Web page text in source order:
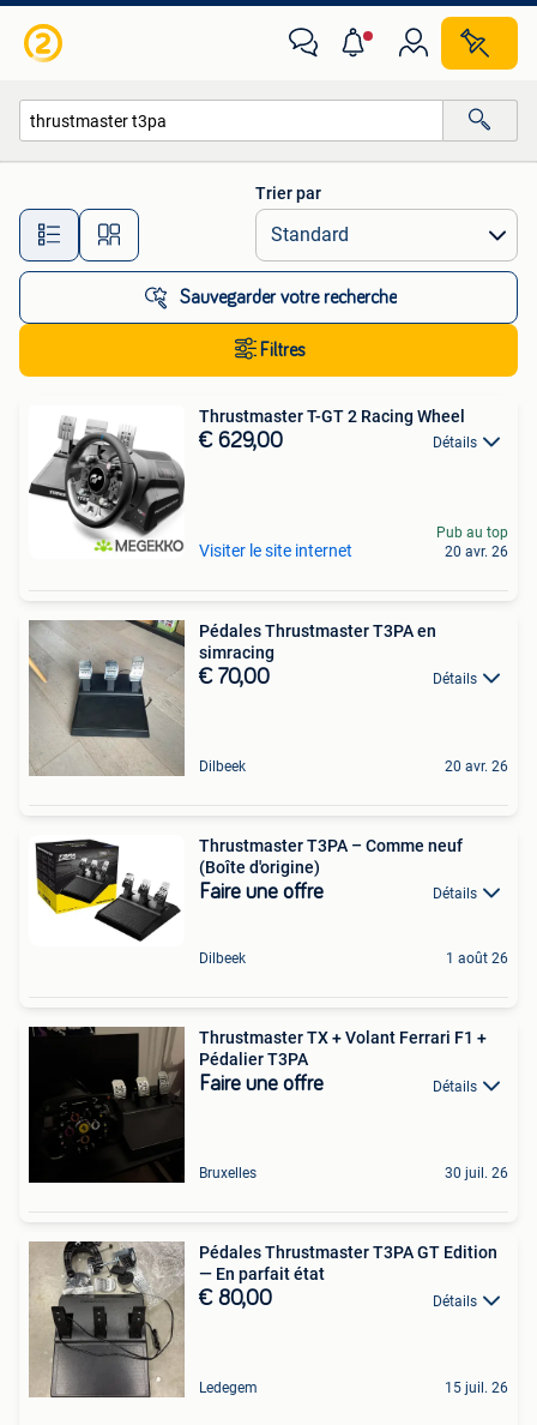
Toutes les distances…
Trier par
Sauvegarder votre recherche
Filtres
Thrustmaster T-GT 2 Racing Wheel
€ 629,00 Détails
Visiter le site internet
Pub au top
20 avr. 26
Pédales Thrustmaster T3PA en
simracing
€ 70,00 Détails
Dilbeek 20 avr. 26
Thrustmaster T3PA – Comme neuf
(Boîte d'origine)
Faire une offre Détails
Dilbeek 1 août 26
Thrustmaster TX + Volant Ferrari F1 +
Pédalier T3PA
Faire une offre Détails
Bruxelles 30 juil. 26
Pédales Thrustmaster T3PA GT Edition
— En parfait état
€ 80,00 Détails
Ledegem 15 juil. 26